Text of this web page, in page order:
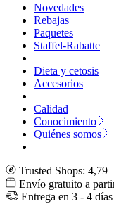
Novedades
Rebajas
Paquetes
Staffel-Rabatte
Dieta y cetosis
Accesorios
Calidad
Conocimiento
Quiénes somos
Trusted Shops: 4,79
Envío gratuito a
Entrega en 3 - 4